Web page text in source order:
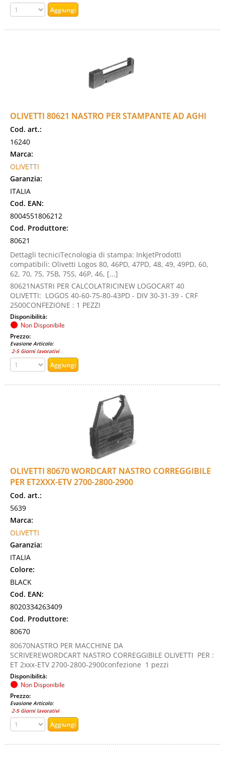
OLIVETTI 80621 NASTRO PER STAMPANTE AD AGHI
Cod. art.:
16240
Marca:
OLIVETTI
Garanzia:
ITALIA
Cod. EAN:
8004551806212
Cod. Produttore:
80621
Dettagli tecniciTecnologia di stampa: InkjetProdotti
compatibili: Olivetti Logos 80, 46PD, 47PD, 48, 49, 49PD, 60,
62, 70, 75, 75B, 75S, 46P, 46, [...]
80621NASTRI PER CALCOLATRICINEW LOGOCART 40
OLIVETTI: LOGOS 40-60-75-80-43PD - DIV 30-31-39 - CRF
2500CONFEZIONE : 1 PEZZI
Disponibilità:
Non Disponibile
Prezzo:
Evasione Articolo:
2-5 Giorni lavorativi
OLIVETTI 80670 WORDCART NASTRO CORREGGIBILE
PER ET2XXX-ETV 2700-2800-2900
Cod. art.:
5639
Marca:
OLIVETTI
Garanzia:
ITALIA
Colore:
BLACK
Cod. EAN:
8020334263409
Cod. Produttore:
80670
80670NASTRO PER MACCHINE DA
SCRIVEREWORDCART NASTRO CORREGGIBILE OLIVETTI PER :
ET 2xxx-ETV 2700-2800-2900confezione 1 pezzi
Disponibilità:
Non Disponibile
Prezzo:
Evasione Articolo:
2-5 Giorni lavorativi